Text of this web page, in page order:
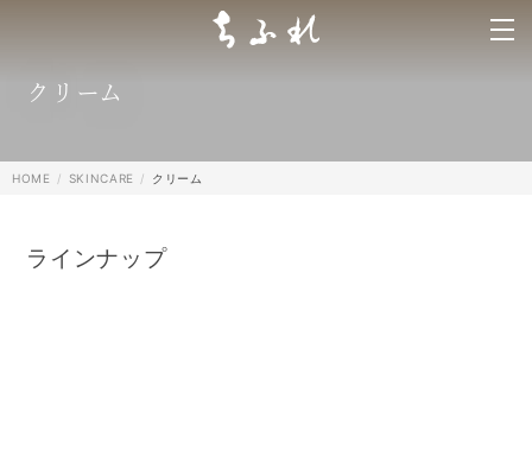
クリーム
HOME SKINCARE クリーム
ラインナップ